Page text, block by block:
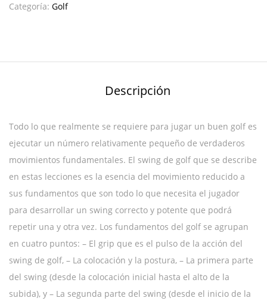
Categoría: Golf
Descripción
Todo lo que realmente se requiere para jugar un buen golf es
ejecutar un número relativamente pequeño de verdaderos
movimientos fundamentales. El swing de golf que se describe
en estas lecciones es la esencia del movimiento reducido a
sus fundamentos que son todo lo que necesita el jugador
para desarrollar un swing correcto y potente que podrá
repetir una y otra vez. Los fundamentos del golf se agrupan
en cuatro puntos: – El grip que es el pulso de la acción del
swing de golf, – La colocación y la postura, – La primera parte
del swing (desde la colocación inicial hasta el alto de la
subida), y – La segunda parte del swing (desde el inicio de la